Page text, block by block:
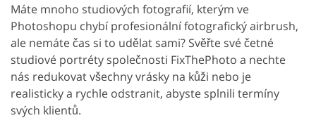
Máte mnoho studiových fotografií, kterým ve
Photoshopu chybí profesionální fotografický airbrush,
ale nemáte čas si to udělat sami? Svěřte své četné
studiové portréty společnosti FixThePhoto a nechte
nás redukovat všechny vrásky na kůži nebo je
realisticky a rychle odstranit, abyste splnili termíny
svých klientů.